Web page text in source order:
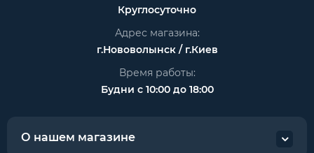
Круглосуточно
Адрес магазина:
г.Нововолынск / г.Киев
Время работы:
Будни с 10:00 до 18:00
О нашем магазине